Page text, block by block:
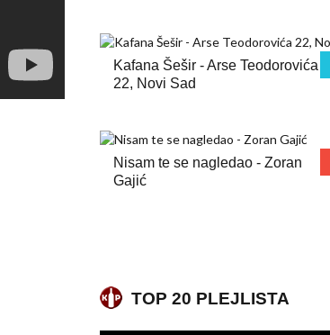
Kafana Šešir - Arse Teodorovića
22, Novi Sad
Nisam te se nagledao - Zoran
Gajić
TOP 20 PLEJLISTA